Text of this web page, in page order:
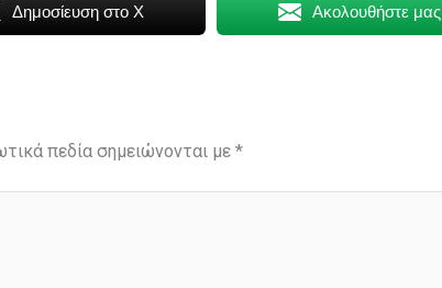
Δημοσίευση στο X Ακολουθήστε μας
πεδία σημειώνονται με *